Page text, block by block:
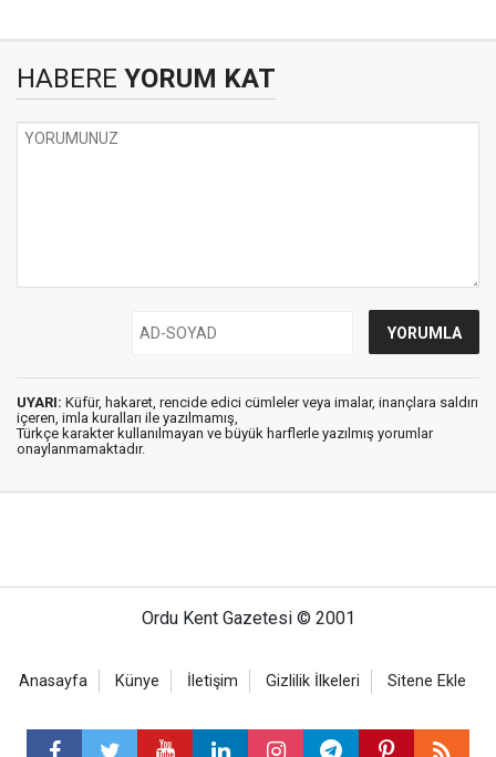
HABERE YORUM KAT
UYARI: Küfür, hakaret, rencide edici cümleler veya imalar, inançlara saldırı
içeren, imla kuralları ile yazılmamış,
Türkçe karakter kullanılmayan ve büyük harflerle yazılmış yorumlar
onaylanmamaktadır.
Ordu Kent Gazetesi © 2001
Anasayfa Künye İletişim Gizlilik İlkeleri Sitene Ekle